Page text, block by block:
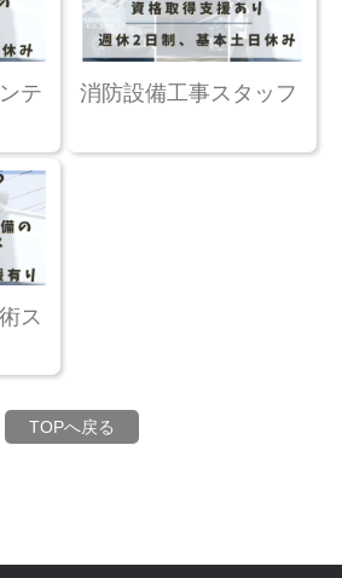
テ
消防設備工事スタッフ
ス
TOPへ戻る